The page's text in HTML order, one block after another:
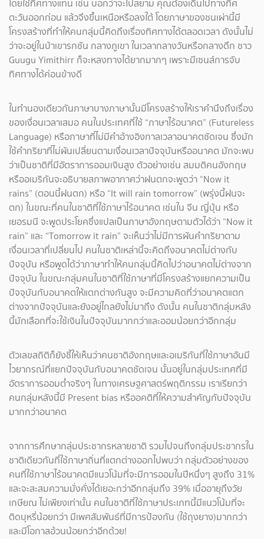
โดยใช้ทิศทางแทน เช่น บอกว่าจะไปสยาม คุณต้องเดินไปทางทิศ
ตะวันออกก่อน แล้วจึงขึ้นเหนือหรือลงใต้ โดยภาษาของชนเผ่านี้มี
โครงสร้างที่ทำให้คนกลุ่มนี้คิดถึงเรื่องทิศทางได้ตลอดเวลา ดังนั้นไม่
ว่าจะอยู่ในป่าเขารกชัน กลางภูเขา ในเวลากลางวันหรือกลางดึก ชาว
Guugu Yimithirr ก็จะหลงทางได้ยากมากๆ เพราะมีเซนส์การจับ
ทิศทางได้ค่อนข้างดี
ในทำนองเดียวกันภาษาบางภาษานั้นมีโครงสร้างให้เราคำนึงถึงเรื่อง
ของเงื่อนเวลาเสมอ คนในประเทศที่ใช้ “ภาษาไร้อนาคต” (Futureless
Language) หรือภาษาที่ไม่มีคำอ้างอิงกาลเวลาอนาคตชัดเจน ซึ่งมัก
ใช้คำกริยาที่ไม่ผันเปลี่ยนตามเงื่อนเวลาปัจจุบันหรืออนาคต มักจะพบ
ว่าเป็นชาติที่มีอัตราการออมเงินสูง ตัวอย่างเช่น สมมติคนอังกฤษ
หรืออเมริกันจะอธิบายสภาพอากาศว่าฝนตกจะพูดว่า “Now it
rains” (ตอนนี้ฝนตก) หรือ “It will rain tomorrow” (พรุ่งนี้ฝนจะ
ตก) ในขณะที่คนในชาติที่ใช้ภาษาไร้อนาคต เช่นใน จีน ญี่ปุ่น หรือ
เยอรมนี จะพูดประโยคซึ่งแปลเป็นภาษาอังกฤษตามตัวได้ว่า “Now it
rain” และ “Tomorrow it rain” จะเห็นว่าไม่มีการผันคำกริยาตาม
เงื่อนเวลาที่เปลี่ยนไป คนในชาติเหล่านี้จะคิดถึงอนาคตไม่ต่างกับ
ปัจจุบัน หรือพูดได้ว่าภาษาทำให้คนกลุ่มนี้คิดไปว่าอนาคตไม่ต่างจาก
ปัจจุบัน ในขณะกลุ่มคนในชาติที่ใช้ภาษาที่มีโครงสร้างแยกความเป็น
ปัจจุบันกับอนาคตให้แตกต่างกันสูง จะมีความคิดที่ว่าอนาคตแตก
ต่างจากปัจจุบันและยังอยู่ไกลยังไม่มาถึง ดังนั้น คนในชาติกลุ่มหลัง
นี้มักเลือกที่จะใช้เงินในปัจจุบันมากกว่าและออมน้อยกว่าอีกกลุ่ม
ตัวเลขสถิติก็ยังชี้ให้เห็นว่าคนชาติอังกฤษและอเมริกันที่ใช้ภาษาอันมี
ไวยากรณ์ที่แยกปัจจุบันกับอนาคตชัดเจน นั้นอยู่ในกลุ่มประเทศที่มี
อัตราการออมต่ำจริงๆ ในทางเศรษฐศาสตร์พฤติกรรม เราเรียกว่า
คนกลุ่มหลังนี้มี Present bias หรืออคติที่ให้ความสำคัญกับปัจจุบัน
มากกว่าอนาคต
จากการศึกษากลุ่มประชากรหลายชาติ รวมไปจนถึงกลุ่มประชากรใน
ชาติเดียวกันที่ใช้ภาษาถิ่นที่แตกต่างออกไปพบว่า กลุ่มตัวอย่างของ
คนที่ใช้ภาษาไร้อนาคตมีแนวโน้มที่จะมีการออมในปีหนึ่งๆ สูงถึง 31%
และจะสะสมความมั่งคั่งได้เยอะกว่าอีกกลุ่มถึง 39% เมื่ออายุถึงวัย
เกษียณ ไม่เพียงเท่านั้น คนในชาติที่ใช้ภาษาประเภทนี้มีแนวโน้มที่จะ
ติดบุหรี่น้อยกว่า มีเพศสัมพันธ์ที่มีการป้องกัน (ใช้ถุงยาง)มากกว่า
และมีโอกาสอ้วนน้อยกว่าอีกด้วย!